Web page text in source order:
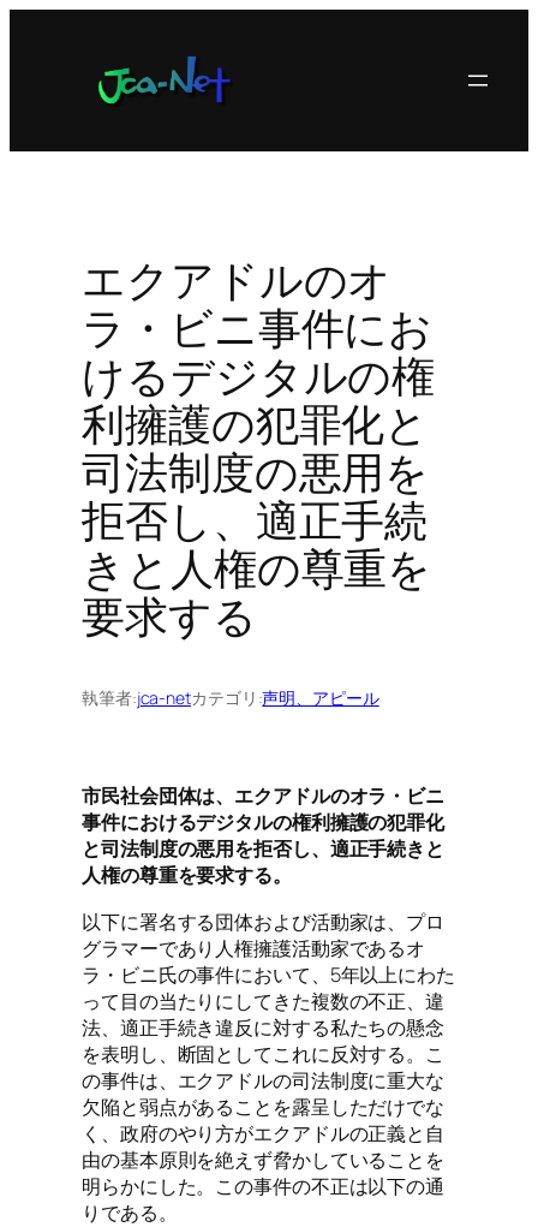
ッ
エクアドルのオ
ラ・ビニ事件にお
けるデジタルの権
利擁護の犯罪化と
司法制度の悪用を
拒否し、適正手続
きと人権の尊重を
要求する
執筆者:jca-netカテゴリ:声明、アピール
市民社会団体は、エクアドルのオラ・ビニ
事件におけるデジタルの権利擁護の犯罪化
と司法制度の悪用を拒否し、適正手続きと
人権の尊重を要求する。
以下に署名する団体および活動家は、プロ
グラマーであり人権擁護活動家であるオ
ラ・ビニ氏の事件において、5年以上にわた
って目の当たりにしてきた複数の不正、違
法、適正手続き違反に対する私たちの懸念
を表明し、断固としてこれに反対する。こ
の事件は、エクアドルの司法制度に重大な
欠陥と弱点があることを露呈しただけでな
く、政府のやり方がエクアドルの正義と自
由の基本原則を絶えず脅かしていることを
明らかにした。この事件の不正は以下の通
りである。